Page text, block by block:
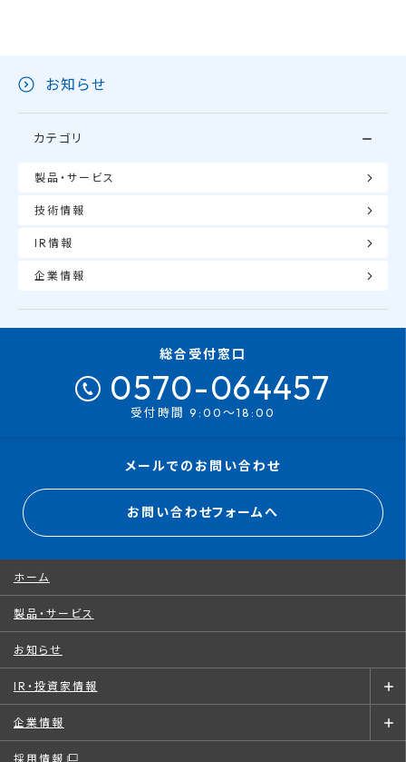
お知らせ
カテゴリ
製品・サービス
技術情報
IR情報
企業情報
総合受付窓口
0570-064457
受付時間 9:00～18:00
メールでのお問い合わせ
お問い合わせフォームへ
ホーム
製品・サービス
お知らせ
IR・投資家情報
企業情報
採用情報